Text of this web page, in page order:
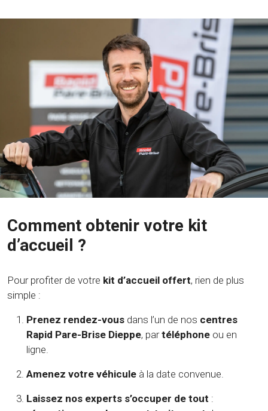
Comment obtenir votre kit
d’accueil ?
Pour profiter de votre kit d’accueil offert, rien de plus
simple :
Prenez rendez-vous dans l’un de nos centres
Rapid Pare-Brise Dieppe, partéléphone ou en
ligne.
Amenez votre véhicule à la date convenue.
Laissez nos experts s’occuper de tout :